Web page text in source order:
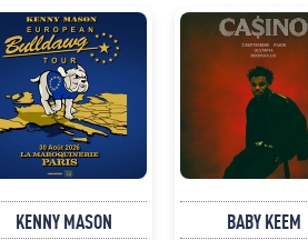
KENNY MASON
BABY KEEM